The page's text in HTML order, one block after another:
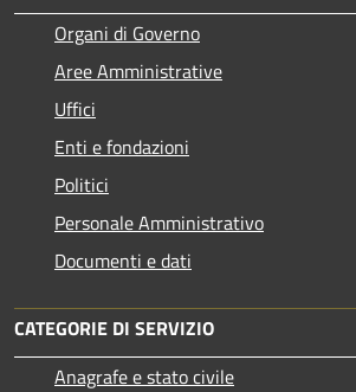
Organi di Governo
Aree Amministrative
Uffici
Enti e fondazioni
Politici
Personale Amministrativo
Documenti e dati
CATEGORIE DI SERVIZIO
Anagrafe e stato civile